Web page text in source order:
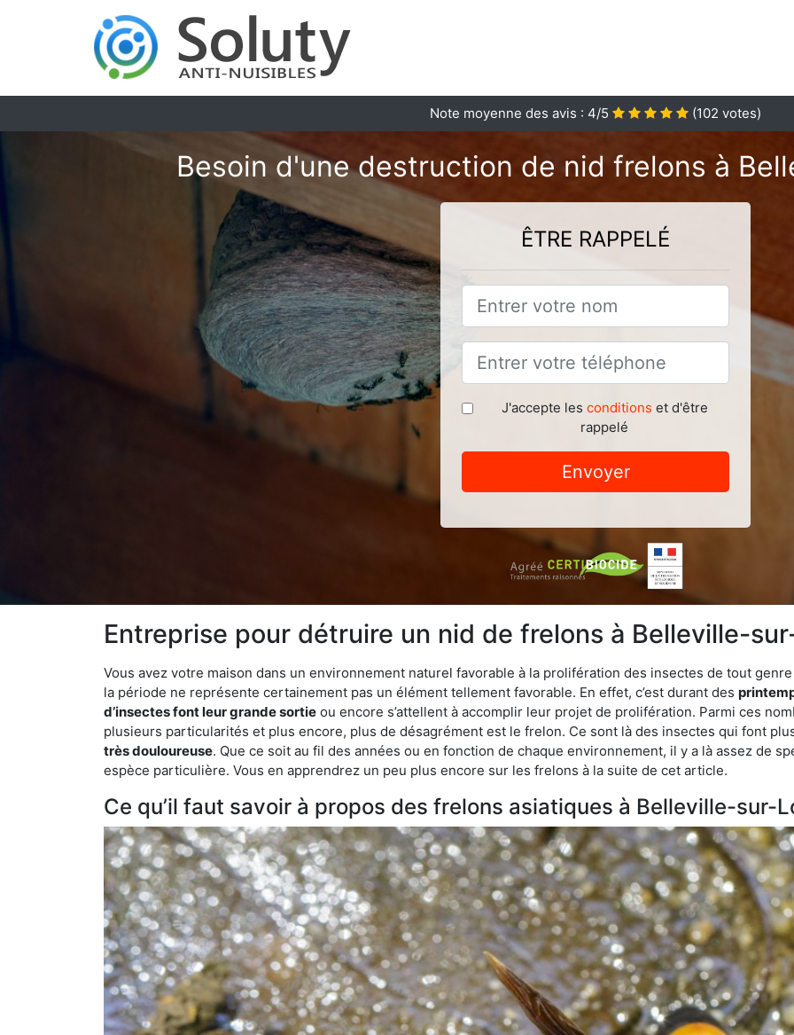
Note moyenne des avis : 4/5 (102 votes)
Besoin d'une destruction de nid frelons à
ÊTRE RAPPELÉ
J'accepte les conditions et d'être
rappelé
Envoyer
Entreprise pour détruire un nid de frelons à Belleville-
Vous avez votre maison dans un environnement naturel favorable à la prolifération des insectes de tout
la période ne représente certainement pas un élément tellement favorable. En effet, c’est durant des
d’insectes font leur grande sortie ou encore s’attellent à accomplir leur projet de prolifération. Parmi ces
plusieurs particularités et plus encore, plus de désagrément est le frelon. Ce sont là des insectes qui font
très douloureuse. Que ce soit au fil des années ou en fonction de chaque environnement, il y a là assez de
espèce particulière. Vous en apprendrez un peu plus encore sur les frelons à la suite de cet article.
Ce qu’il faut savoir à propos des frelons asiatiques à Belleville-sur-